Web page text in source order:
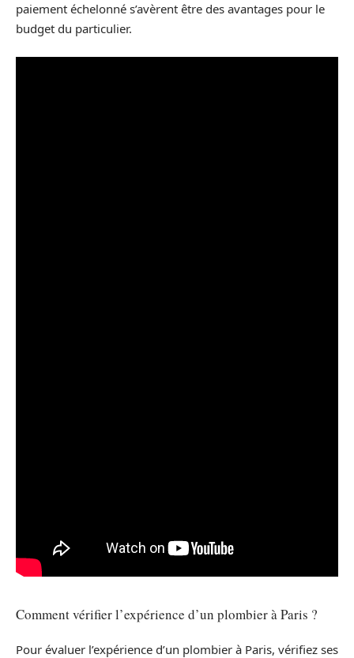
paiement échelonné s’avèrent être des avantages pour le
budget du particulier.
Comment vérifier l’expérience d’un plombier à Paris ?
Pour évaluer l’expérience d’un plombier à Paris, vérifiez ses